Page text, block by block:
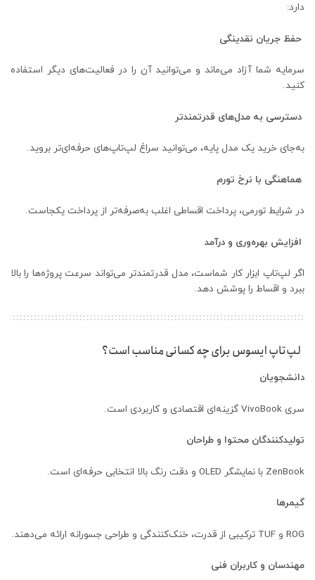
دارد:
حفظ جریان نقدینگی
سرمایه شما آزاد می‌ماند و می‌توانید آن را در فعالیت‌های دیگر استفاده
کنید.
دسترسی به مدل‌های قدرتمندتر
به‌جای خرید یک مدل پایه، می‌توانید سراغ لپ‌تاپ‌های حرفه‌ای‌تر بروید.
هماهنگی با نرخ تورم
در شرایط تورمی، پرداخت اقساطی اغلب به‌صرفه‌تر از پرداخت یکجاست.
افزایش بهره‌وری و درآمد
اگر لپ‌تاپ ابزار کار شماست، مدل قدرتمندتر می‌تواند سرعت پروژه‌ها را بالا
ببرد و اقساط را پوشش دهد.
لپ‌تاپ ایسوس برای چه کسانی مناسب است؟
دانشجویان
سری VivoBook گزینه‌ای اقتصادی و کاربردی است.
تولیدکنندگان محتوا و طراحان
ZenBook با نمایشگر OLED و دقت رنگ بالا انتخابی حرفه‌ای است.
گیمرها
ROG و TUF ترکیبی از قدرت، خنک‌کنندگی و طراحی جسورانه ارائه می‌دهند.
مهندسان و کاربران فنی